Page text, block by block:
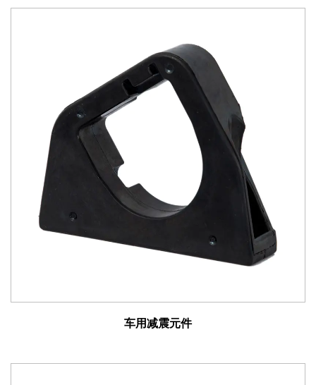
我们的车用减震元件具有众多优势，包括：
增强的乘坐舒适性：通过吸收和消散道路扰动产生的动
能，我们的减震元件较大限度地减少了车身运动，从而为
乘客带来更平稳、更舒适的乘坐体验。
改进的操控性和稳定性：良好的阻尼特性确保轮胎与路面
的一致接触，增强牵引力、转弯稳定性和整体车辆动力。
减少磨损：通过减少冲击力和振动，我们的减震元件有助
于延长悬架部件、轮胎和其他车辆系统的使用寿命，从而
减少维护成本和停机时间。
增强安全性：减少车身侧倾并提高稳定性，有助于更好的
车辆控制和机动性，增强驾驶员信心并降低各种驾驶条件
下发生事故的风险。
更安静的座舱环境：我们的减震元件可有效降低噪音、振
的座舱环境。
在乘坐舒适性、操控精度、耐用性和安全性方面提供了至
车用减震元件